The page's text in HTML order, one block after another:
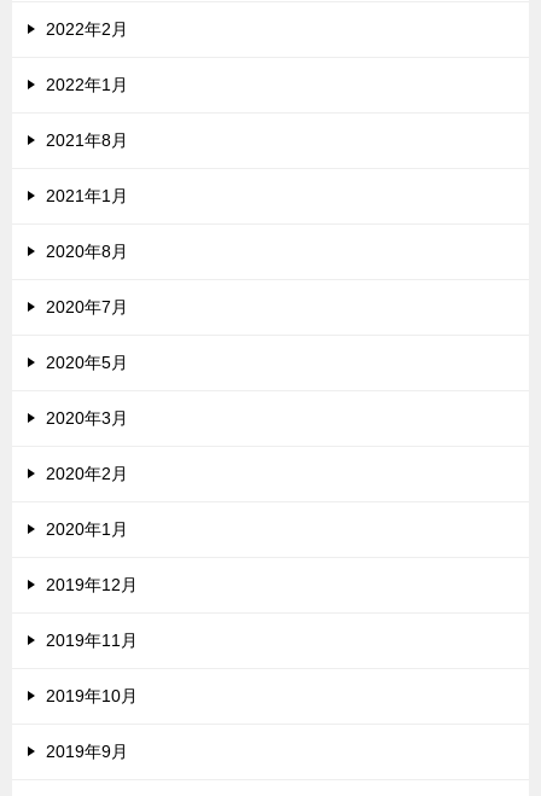
2022年2月
2022年1月
2021年8月
2021年1月
2020年8月
2020年7月
2020年5月
2020年3月
2020年2月
2020年1月
2019年12月
2019年11月
2019年10月
2019年9月